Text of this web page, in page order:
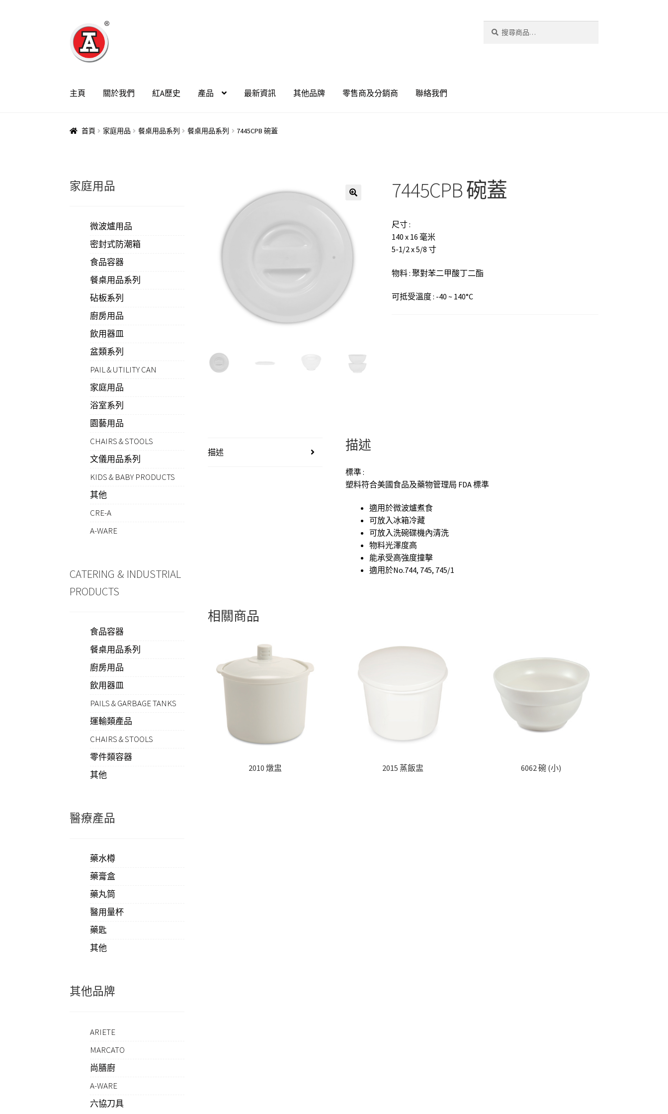
至
導
至
主
容
主頁 關於我們 紅A歷史 產品 最新資訊 其他品牌 零售商及分銷商 聯絡我們
首頁 家庭用品 餐桌用品系列 餐桌用品系列 7445CPB 碗蓋
7445CPB 碗蓋
尺寸 :
140 x 16 毫米
5-1/2 x 5/8 寸
物料 : 聚對苯二甲酸丁二酯
可抵受溫度 : -40 ~ 140°C
描述 描述
標準 :
塑料符合美國食品及藥物管理局 FDA 標準
適用於微波爐煮食
可放入冰箱冷藏
可放入洗碗碟機內清洗
物料光澤度高
能承受高強度撞擊
適用於No.744, 745, 745/1
相關商品
2010 燉盅 2015 蒸飯盅 6062 碗 (小)
家庭用品
微波爐用品
密封式防潮箱
食品容器
餐桌用品系列
砧板系列
廚房用品
飲用器皿
盆類系列
PAIL & UTILITY CAN
家庭用品
浴室系列
園藝用品
CHAIRS & STOOLS
文儀用品系列
KIDS & BABY PRODUCTS
其他
CRE-A
A-WARE
CATERING & INDUSTRIAL
PRODUCTS
食品容器
餐桌用品系列
廚房用品
飲用器皿
PAILS & GARBAGE TANKS
運輸類產品
CHAIRS & STOOLS
零件類容器
其他
醫療產品
藥水樽
藥膏盒
藥丸筒
醫用量杯
藥匙
其他
其他品牌
ARIETE
MARCATO
尚膳廚
A-WARE
六協刀具